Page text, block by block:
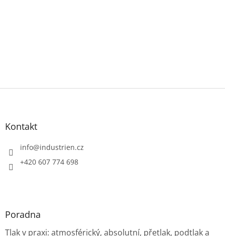
Z
Kontakt
info@industrien.cz
+420 607 774 698
Poradna
Tlak v praxi: atmosférický, absolutní, přetlak, podtlak a